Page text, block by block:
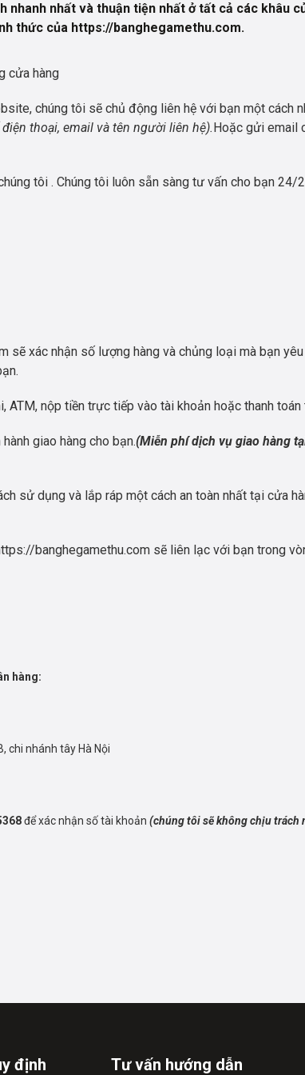
nhất và thuận tiện nhất ở tất cả các khâu
thức của https://banghegamethu.com.
cửa hàng
chúng tôi sẽ chủ động liên hệ với bạn một cách
thoại, email và tên người liên hệ). Hoặc gửi email
tôi . Chúng tôi luôn sẵn sàng tư vấn cho bạn
sẽ xác nhận số lượng hàng và chủng loại mà bạn
ATM, nộp tiền trực tiếp vào tài khoản hoặc thanh
giao hàng cho bạn.(Miễn phí dịch vụ giao hàng
sử dụng và lắp ráp một cách an toàn nhất tại cửa
banghegamethu.com sẽ liên lạc với bạn trong
hàng:
chi nhánh tây Hà Nội
để xác nhận số tài khoản (chúng tôi sẽ không chịu trách
định Tư vấn hướng dẫn